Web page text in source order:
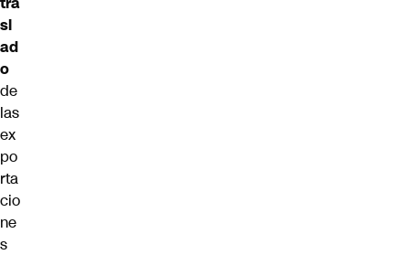
sl
ad
o
de
las
ex
po
rta
cio
ne
s